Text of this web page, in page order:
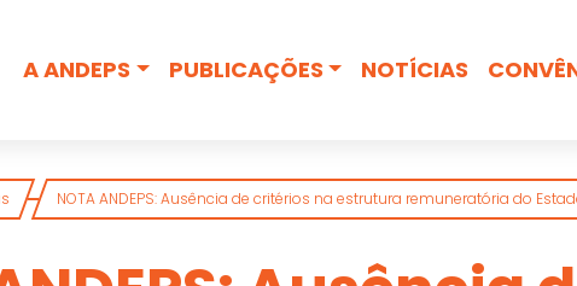
A ANDEPS
PUBLICAÇÕES NOTÍCIAS
NOTA ANDEPS: Ausência de critérios na estrutura remuneratória do